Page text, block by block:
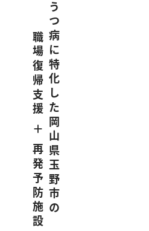
うつ病に特化した岡山県玉野市の
職場復帰支援 ＋ 再発予防施設